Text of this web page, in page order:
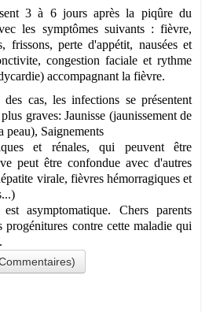
3 à 6 jours après la piqûre du
les symptômes suivants : fièvre,
frissons, perte d'appétit, nausées et
congestion faciale et rythme
accompagnant la fièvre.
cas, les infections se présentent
graves: Jaunisse (jaunissement de
peau), Saignements
et rénales, qui peuvent être
peut être confondue avec d'autres
virale, fièvres hémorragiques et
asymptomatique. Chers parents
progénitures contre cette maladie qui